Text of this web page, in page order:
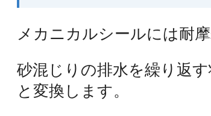
メカニカルシールには耐
砂混じりの排水を繰り返
と変換します。